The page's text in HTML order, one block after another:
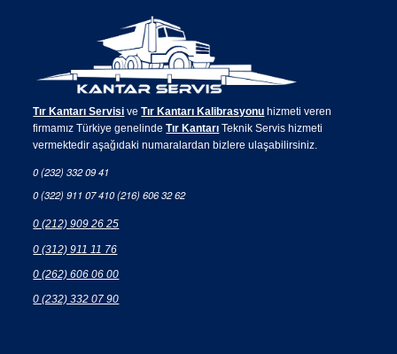
Tır Kantarı Servisi veTır Kantarı Kalibrasyonu hizmeti veren
firmamız Türkiye genelindeTır Kantarı Teknik Servis hizmeti
vermektedir aşağıdaki numaralardan bizlere ulaşabilirsiniz.
0 (232) 332 09 41
0 (322) 911 07 410 (216) 606 32 62
0 (212) 909 26 25
0 (312) 911 11 76
0 (262) 606 06 00
0 (232) 332 07 90